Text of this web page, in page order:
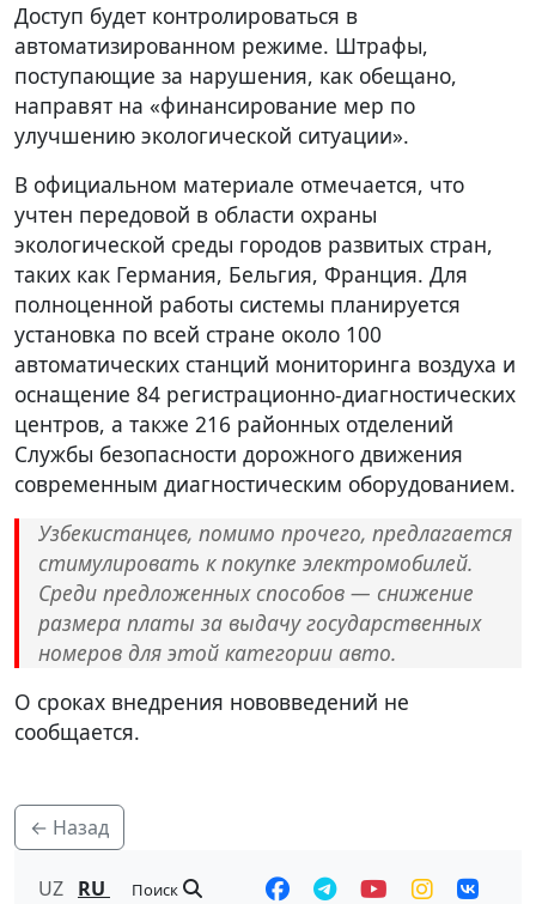
Доступ будет контролироваться в
автоматизированном режиме. Штрафы,
поступающие за нарушения, как обещано,
направят на «финансирование мер по
улучшению экологической ситуации».
В официальном материале отмечается, что
учтен передовой в области охраны
экологической среды городов развитых стран,
таких как Германия, Бельгия, Франция. Для
полноценной работы системы планируется
установка по всей стране около 100
автоматических станций мониторинга воздуха и
оснащение 84 регистрационно-диагностических
центров, а также 216 районных отделений
Службы безопасности дорожного движения
современным диагностическим оборудованием.
Узбекистанцев, помимо прочего, предлагается
стимулировать к покупке электромобилей.
Среди предложенных способов — снижение
размера платы за выдачу государственных
номеров для этой категории авто.
О сроках внедрения нововведений не
сообщается.
← Назад
UZ RU Поиск